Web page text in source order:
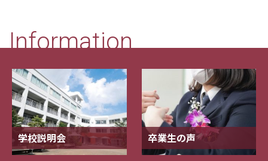
Information
学校説明会 卒業生の声